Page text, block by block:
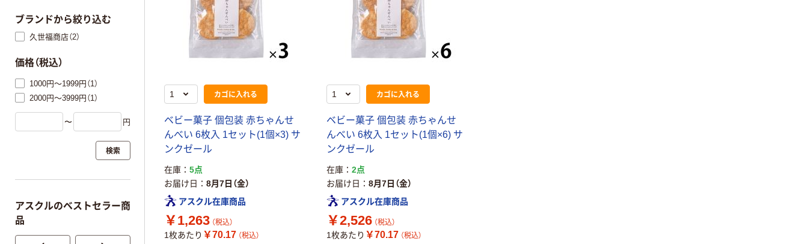
カゴに入れる
ベビー菓子 個包装 赤ちゃんせ
んべい 6枚入 1セット(1個×3) サ
ンクゼール
在庫
5点
お届け日
8月7日（金）
アスクル在庫商品
￥1,263 （税込）
1枚あたり ￥70.17 （税込）
カゴに入れる
ベビー菓子 個包装 赤ちゃんせ
んべい 6枚入 1セット(1個×6) サ
ンクゼール
在庫
2点
お届け日
8月7日（金）
アスクル在庫商品
￥2,526 （税込）
1枚あたり ￥70.17 （税込）
ブランドから絞り込む
久世福商店（2）
価格（税込）
1000円～1999円（1）
2000円～3999円（1）
〜 円
検索
アスクルのベストセラー商
品